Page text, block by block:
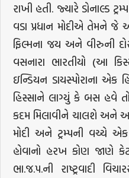
રાખી હતી. જ્યારે ડોનાલ્ડ
વડા પ્રધાન મોદીએ તેમને
ફિલ્મના જય અને વીરુની
વસનારા ભારતીયો (આ
ઇન્ડિયન ડાયસ્પોરાના
હિસ્સાને લાગ્યું કે બસ હવે
કદમ મિલાવીને ચાલશે અને
મોદી અને ટ્રમ્પની વચ્ચે
હોવાનો હરખ કોણ જાણે
ભા.જ.પ.ની રાષ્ટ્રવાદી